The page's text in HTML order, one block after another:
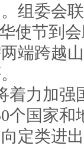
组委会
使节到
端跨越
力加强
个国家和
定类进